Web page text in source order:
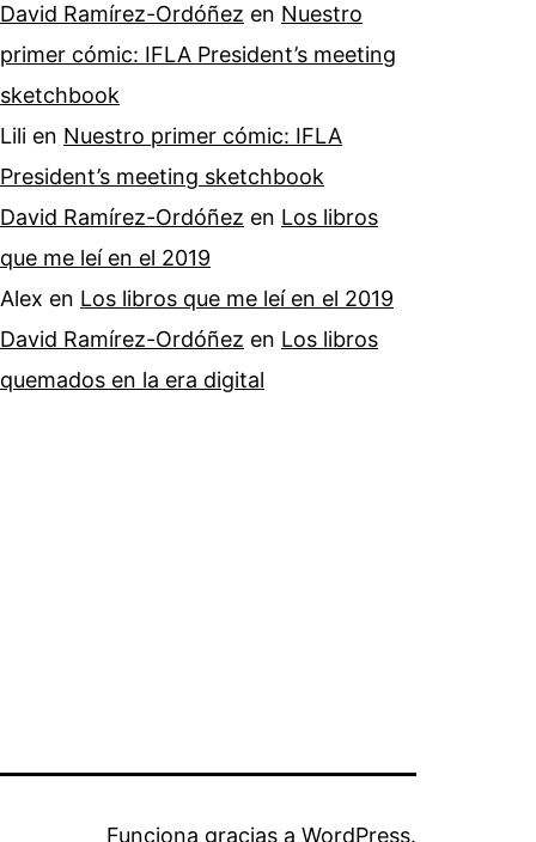
David Ramírez-Ordóñez en Nuestro
primer cómic: IFLA President’s meeting
sketchbook
Lili en Nuestro primer cómic: IFLA
President’s meeting sketchbook
David Ramírez-Ordóñez en Los libros
que me leí en el 2019
Alex en Los libros que me leí en el 2019
David Ramírez-Ordóñez en Los libros
quemados en la era digital
Funciona gracias a WordPress.